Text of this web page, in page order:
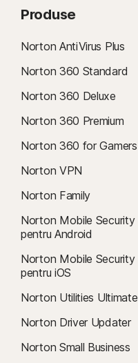
Produse
Norton AntiVirus Plus
Norton 360 Standard
Norton 360 Deluxe
Norton 360 Premium
Norton 360 for Gamers
Norton VPN
Norton Family
Norton Mobile Security
pentru Android
Norton Mobile Security
pentru iOS
Norton Utilities Ultimate
Norton Driver Updater
Norton Small Business